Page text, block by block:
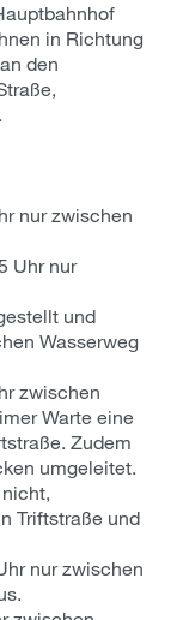
in Richtung
den
nur zwischen
Uhr nur
und
Wasserweg
zwischen
Warte eine
Zudem
umgeleitet.
Triftstraße und
nur zwischen